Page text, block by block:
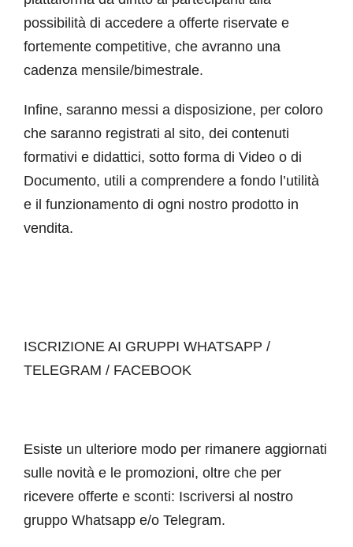
possibilità di accedere a offerte riservate e
fortemente competitive, che avranno una
cadenza mensile/bimestrale.
Infine, saranno messi a disposizione, per coloro
che saranno registrati al sito, dei contenuti
formativi e didattici, sotto forma di Video o di
Documento, utili a comprendere a fondo l’utilità
e il funzionamento di ogni nostro prodotto in
vendita.
ISCRIZIONE AI GRUPPI WHATSAPP /
TELEGRAM / FACEBOOK
Esiste un ulteriore modo per rimanere aggiornati
sulle novità e le promozioni, oltre che per
ricevere offerte e sconti: Iscriversi al nostro
gruppo Whatsapp e/o Telegram.